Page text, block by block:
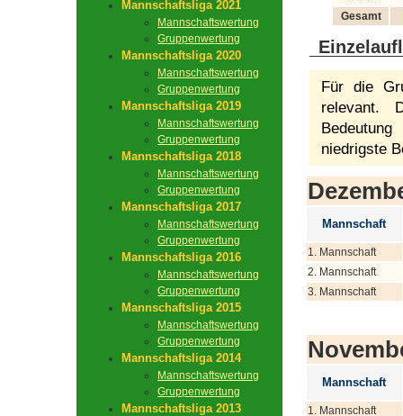
Mannschaftsliga 2021
Mannschaftswertung
Gruppenwertung
Mannschaftsliga 2020
Mannschaftswertung
Gruppenwertung
Mannschaftsliga 2019
Mannschaftswertung
Gruppenwertung
Mannschaftsliga 2018
Mannschaftswertung
Gruppenwertung
Mannschaftsliga 2017
Mannschaftswertung
Gruppenwertung
Mannschaftsliga 2016
Mannschaftswertung
Gruppenwertung
Mannschaftsliga 2015
Mannschaftswertung
Gruppenwertung
Mannschaftsliga 2014
Mannschaftswertung
Gruppenwertung
Mannschaftsliga 2013
Gesamt
Für die
relevant.
niedrigste
Mannschaft
1. Mannschaft
2. Mannschaft
3. Mannschaft
Mannschaft
1. Mannschaft